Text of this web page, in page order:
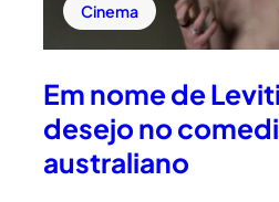
Cinema
Em nome de
desejo no
australiano